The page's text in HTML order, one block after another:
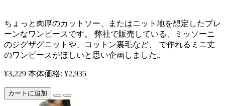
ちょっと肉厚のカットソー、またはニット地を想定したプレ
ーンなワンピースです。 弊社で販売している、ミッソーニ
のジグザグニットや、コットン裏毛など、 で作れるミニ丈
のワンピースがほしいと思い企画しました..
¥3,229 本体価格: ¥2,935
カートに追加